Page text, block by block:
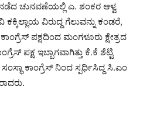
ನಡೆದ ಚುನವಣೆಯಲ್ಲಿ ಎ. ಶಂಕರ ಆಳ್ವ
ವಿರುದ್ದ ಗೆಲುವನ್ನು ಕಂಡರೆ,
ಪಕ್ಷದಿಂದ ಮಂಗಳೂರು ಕ್ಷೇತ್ರದ
ಪಕ್ಷ ಇಬ್ಬಾಗವಾಗಿತ್ತು ಕೆ.ಕೆ ಶೆಟ್ಟಿ
ಕಾಂಗ್ರೆಸ್ ನಿಂದ ಸ್ಪರ್ಧಿಸಿದ್ದ ಸಿ.ಎಂ